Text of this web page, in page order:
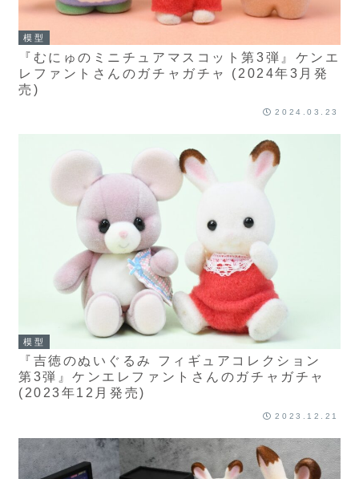
模型
『むにゅのミニチュアマスコット第3弾』ケンエ
レファントさんのガチャガチャ (2024年3月発
売)
2024.03.23
模型
『吉徳のぬいぐるみ フィギュアコレクション
第3弾』ケンエレファントさんのガチャガチャ
(2023年12月発売)
2023.12.21